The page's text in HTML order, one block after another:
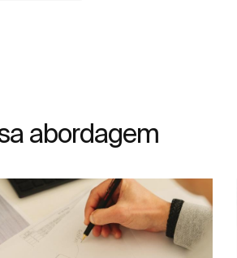
abordagem